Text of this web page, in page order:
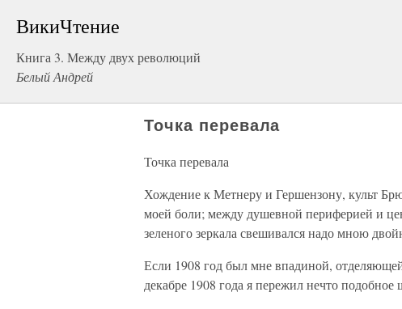
ВикиЧтение
Книга 3. Между двух революций
Белый Андрей
Точка перевала
Точка перевала
Хождение к Метнеру и Гершензону, культ
моей боли; между душевной периферией и
зеленого зеркала свешивался надо мною
Если 1908 год был мне впадиной,
декабре 1908 года я пережил нечто подобное